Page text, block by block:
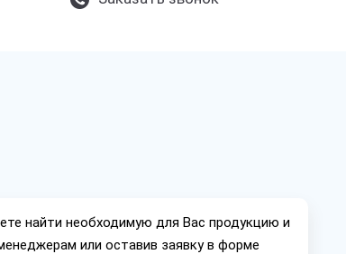
найти необходимую для Вас продукцию и
или оставив заявку в форме